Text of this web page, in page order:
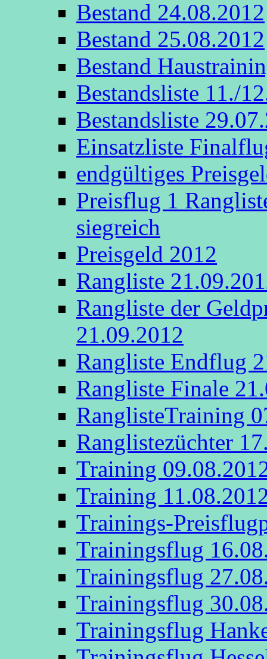
Bestand 24.08.2012
Bestand 25.08.2012
Bestand
Bestandsliste 11./
Bestandsliste
Einsatzliste
endgültiges
Preisflug 1
siegreich
Preisgeld 2012
Rangliste
Rangliste der
21.09.2012
Rangliste Endflug
Rangliste Finale
RanglisteTraining
Ranglistezüchter
Training
Training
Trainings-
Trainingsflug
Trainingsflug
Trainingsflug
Trainingsflug